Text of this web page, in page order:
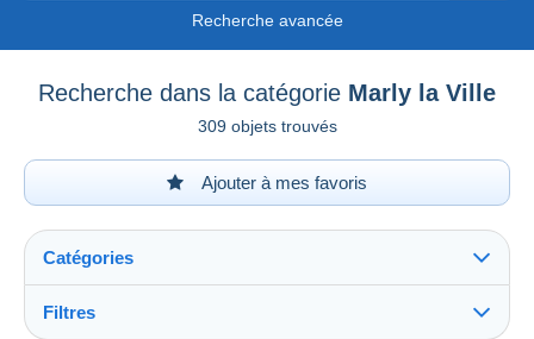
Recherche avancée
Recherche dans la catégorie Marly la Ville
309 objets trouvés
Ajouter à mes favoris
Catégories
Filtres